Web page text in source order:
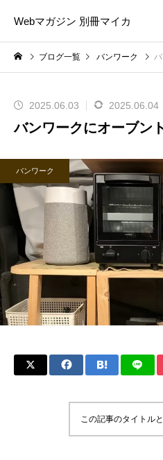
Webマガジン 別冊マイカ
ブログ一覧 バンワーク バ
2025.06.03 2025.06.04
バンワークにオーブン
バンワーク
この記事のタイトル